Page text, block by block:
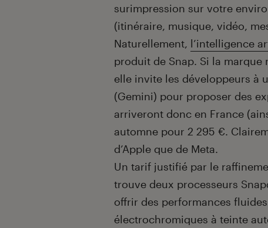
surimpression sur votre
(itinéraire, musique, vidéo,
Naturellement, l’intelligence
produit de Snap. Si la marque
elle invite les développeurs à
(Gemini) pour proposer des
arriveront donc en France
automne pour 2 295 €.
d’Apple que de Meta.
Un tarif justifié par le
trouve deux processeurs
offrir des performances
électrochromiques à teinte